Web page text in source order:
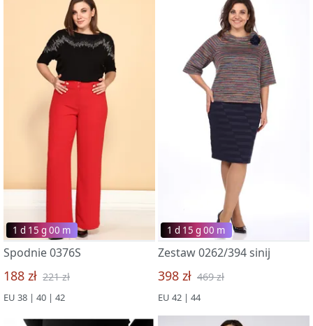
1 d 15 g 00 m
Spodnie 0376S
188 zł 221 zł
EU 38 | 40 | 42
1 d 15 g 00 m
Zestaw 0262/394 sinij
398 zł 469 zł
EU 42 | 44